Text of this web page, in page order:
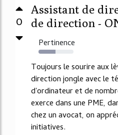
0
Assistant de
de direction -
Pertinence
48%
Toujours le sourire aux
direction jongle avec le
d'ordinateur et de
exerce dans une PME,
chez un avocat, on
initiatives.